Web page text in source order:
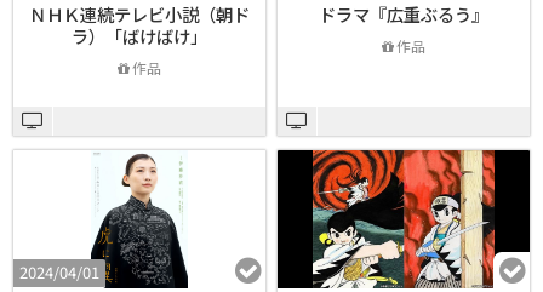
ＮＨＫ連続テレビ小説（朝ド
ラ）「ばけばけ」
作品
ドラマ『広重ぶるう』
作品
2024/04/01